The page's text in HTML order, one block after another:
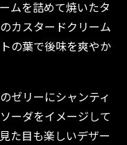
ムを詰めて焼いたタ
カスタードクリーム
の葉で後味を爽やか
ゼリーにシャンティ
ーダをイメージして
た目も楽しいデザー